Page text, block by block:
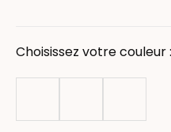
Choisissez votre couleur :